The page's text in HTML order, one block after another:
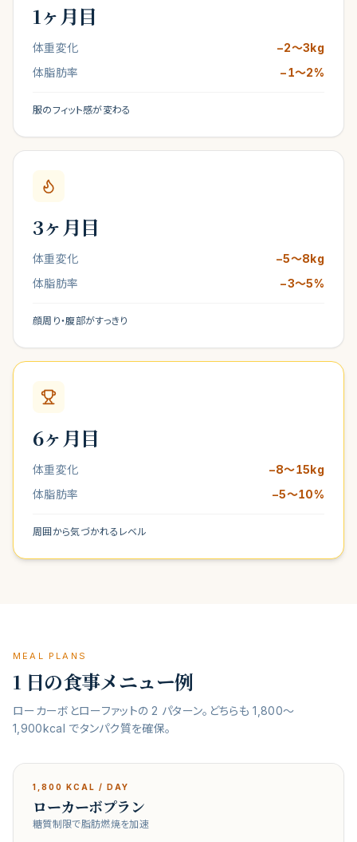
1ヶ月目
体重変化 −2〜3kg
体脂肪率
−1〜2%
服のフィット感が変わる
3ヶ月目
体重変化 −5〜8kg
体脂肪率
−3〜5%
顔周り・腹部がすっきり
6ヶ月目
体重変化 −8〜15kg
体脂肪率
−5〜10%
周囲から気づかれるレベル
MEAL PLANS
1 日の食事メニュー例
ローカーボとローファットの 2 パターン。どちらも 1,800〜
1,900kcal でタンパク質を確保。
1,800 KCAL / DAY
ローカーボプラン
糖質制限で脂肪燃焼を加速